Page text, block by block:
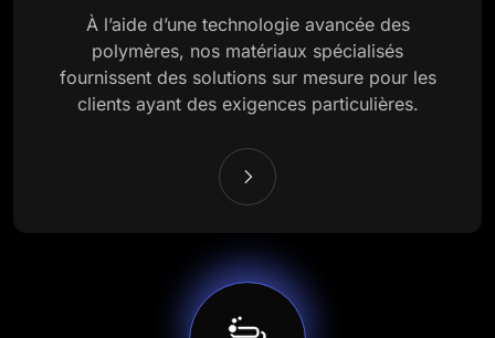
À l’aide d’une technologie avancée des
polymères, nos matériaux spécialisés
fournissent des solutions sur mesure pour les
clients ayant des exigences particulières.